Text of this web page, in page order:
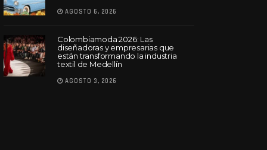
AGOSTO 6, 2026
Colombiamoda 2026: Las
diseñadoras y empresarias que
están transformando la industria
textil de Medellín
AGOSTO 3, 2026